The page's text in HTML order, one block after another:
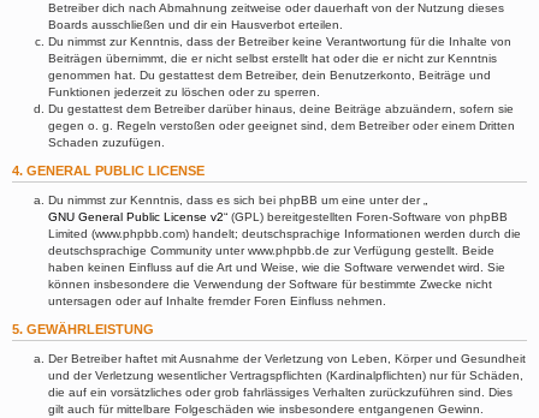
Betreiber dich nach Abmahnung zeitweise oder dauerhaft von der Nutzung dieses
Boards ausschließen und dir ein Hausverbot erteilen.
Du nimmst zur Kenntnis, dass der Betreiber keine Verantwortung für die Inhalte von
Beiträgen übernimmt, die er nicht selbst erstellt hat oder die er nicht zur Kenntnis
genommen hat. Du gestattest dem Betreiber, dein Benutzerkonto, Beiträge und
Funktionen jederzeit zu löschen oder zu sperren.
Du gestattest dem Betreiber darüber hinaus, deine Beiträge abzuändern, sofern sie
gegen o. g. Regeln verstoßen oder geeignet sind, dem Betreiber oder einem Dritten
Schaden zuzufügen.
4. GENERAL PUBLIC LICENSE
Du nimmst zur Kenntnis, dass es sich bei phpBB um eine unter der „
GNU General Public License v2“ (GPL) bereitgestellten Foren-Software von phpBB
Limited (www.phpbb.com) handelt; deutschsprachige Informationen werden durch die
deutschsprachige Community unter www.phpbb.de zur Verfügung gestellt. Beide
haben keinen Einfluss auf die Art und Weise, wie die Software verwendet wird. Sie
können insbesondere die Verwendung der Software für bestimmte Zwecke nicht
untersagen oder auf Inhalte fremder Foren Einfluss nehmen.
5. GEWÄHRLEISTUNG
Der Betreiber haftet mit Ausnahme der Verletzung von Leben, Körper und Gesundheit
und der Verletzung wesentlicher Vertragspflichten (Kardinalpflichten) nur für Schäden,
die auf ein vorsätzliches oder grob fahrlässiges Verhalten zurückzuführen sind. Dies
gilt auch für mittelbare Folgeschäden wie insbesondere entgangenen Gewinn.